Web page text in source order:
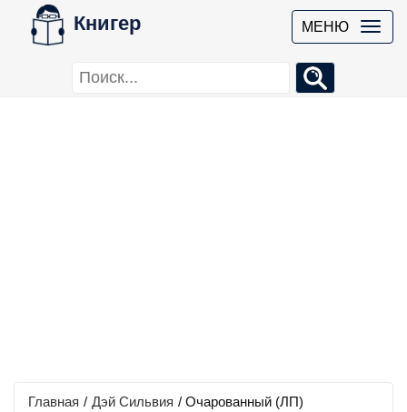
Книгер МЕНЮ
Главная / Дэй Сильвия / Очарованный (ЛП)